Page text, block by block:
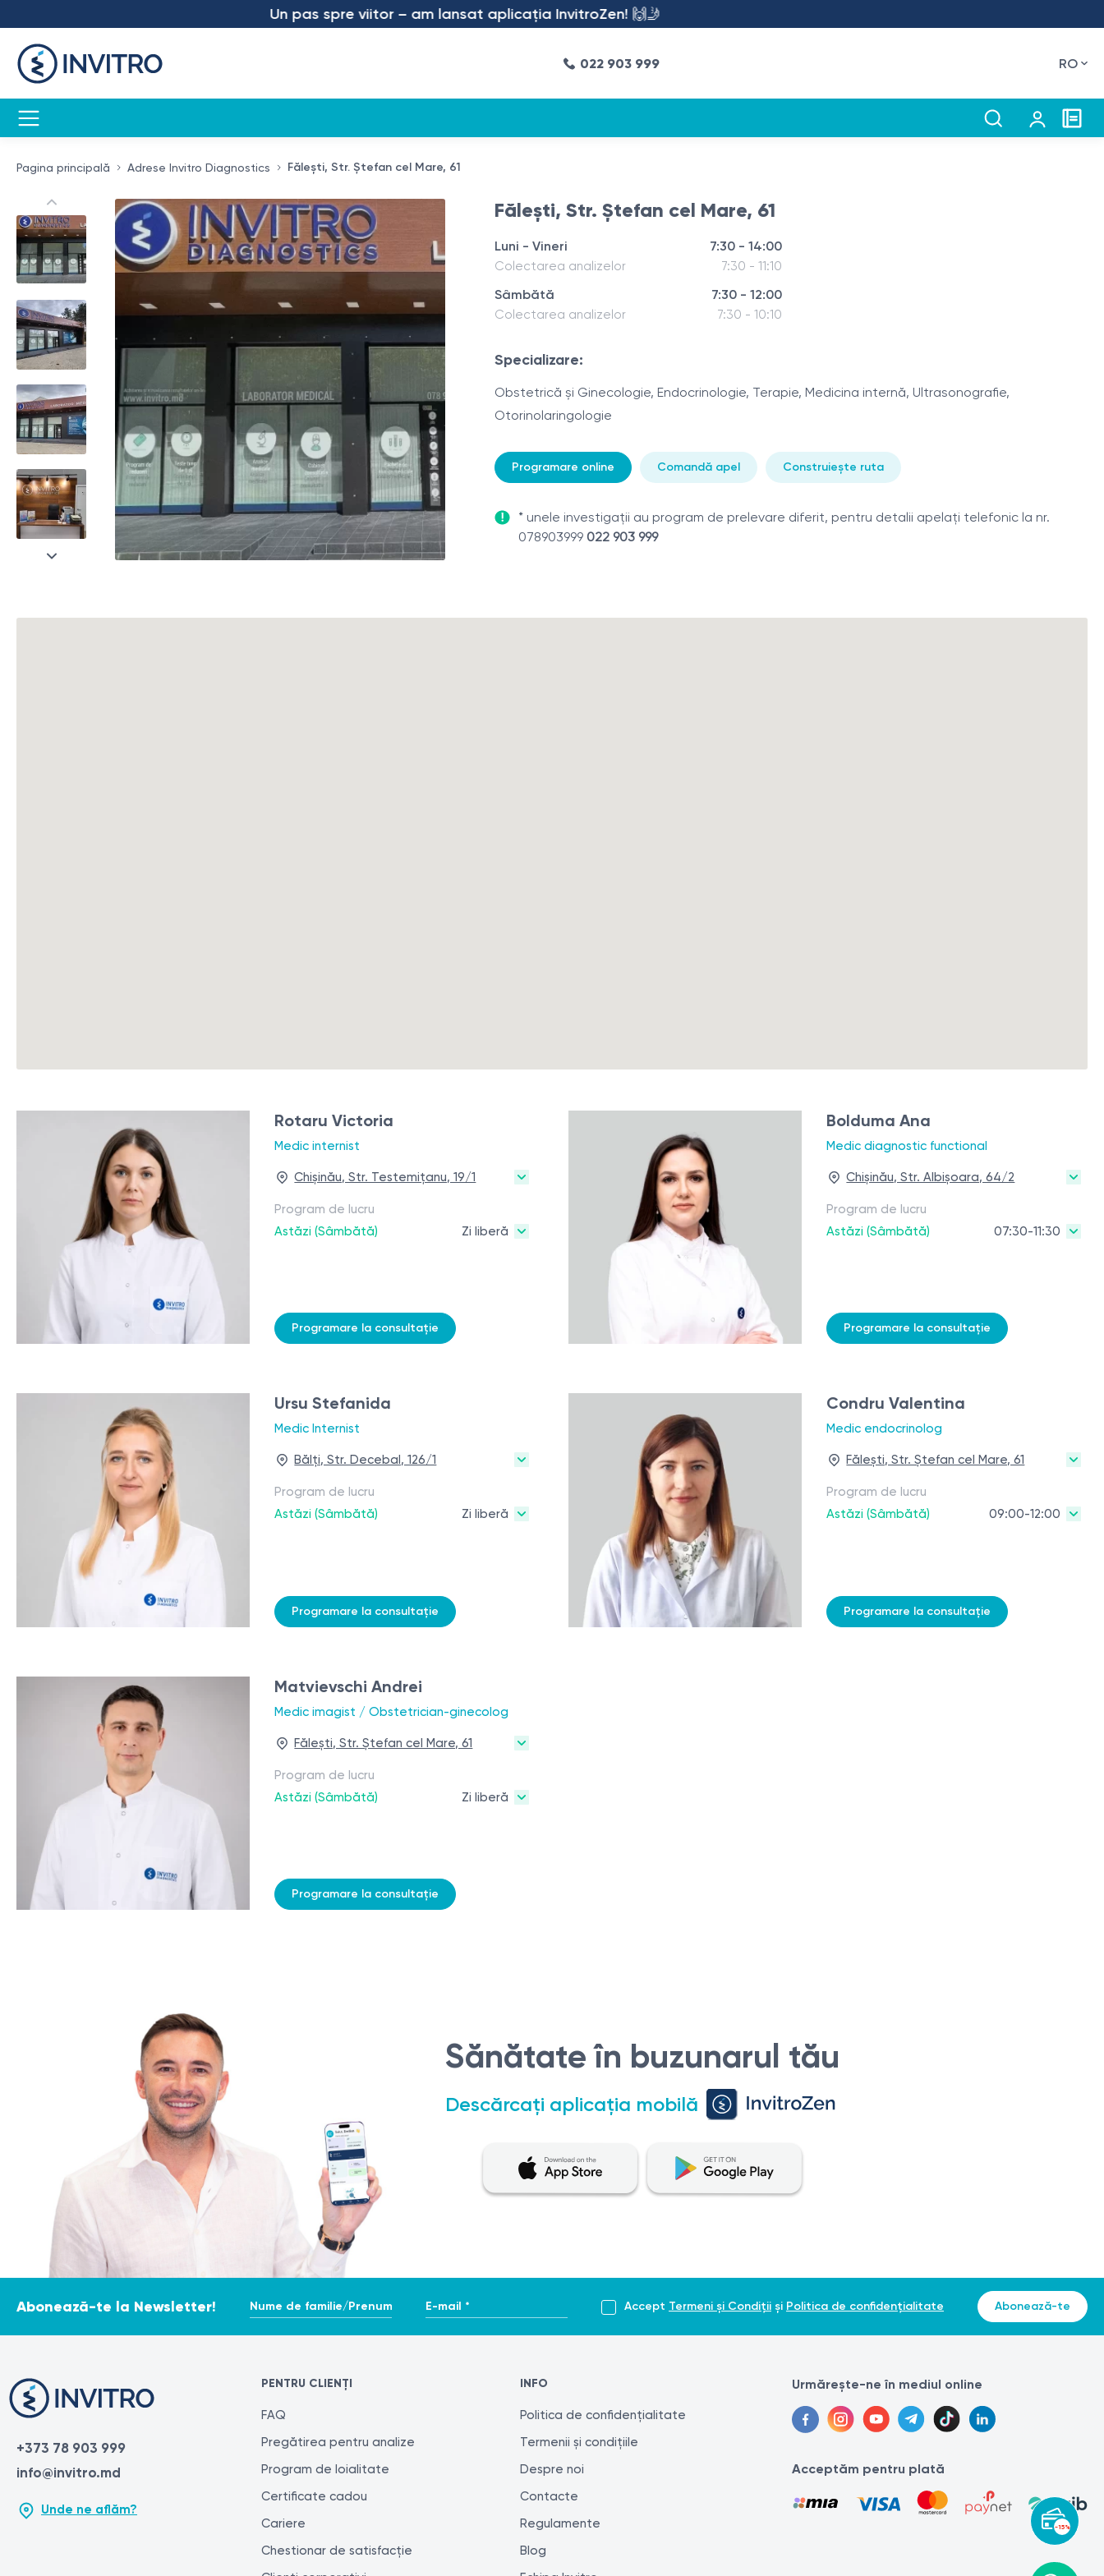
Un pas spre viitor – am lansat aplicația InvitroZen! 🙌🤳
022 903 999 RO
Pagina principală Adrese Invitro Diagnostics Fălești, Str. Ștefan cel Mare, 61
Fălești, Str. Ștefan cel Mare, 61
Luni - Vineri 7:30 - 14:00
Colectarea analizelor 7:30 - 11:10
Sâmbătă 7:30 - 12:00
Colectarea analizelor 7:30 - 10:10
Specializare:
Obstetrică și Ginecologie, Endocrinologie, Terapie, Medicina internă, Ultrasonografie,
Otorinolaringologie
Programare online Comandă apel Construiește ruta
* unele investigații au program de prelevare diferit, pentru detalii apelați telefonic la nr.
078903999 022 903 999
Rotaru Victoria
Medic internist
Chișinău, Str. Testemițanu, 19/1
Program de lucru
Astăzi (Sâmbătă)
Zi liberă
Programare la consultație
Bolduma Ana
Medic diagnostic functional
Chișinău, Str. Albișoara, 64/2
Program de lucru
Astăzi (Sâmbătă)
07:30-11:30
Programare la consultație
Ursu Stefanida
Medic Internist
Bălți, Str. Decebal, 126/1
Program de lucru
Astăzi (Sâmbătă)
Zi liberă
Programare la consultație
Condru Valentina
Medic endocrinolog
Fălești, Str. Ștefan cel Mare, 61
Program de lucru
Astăzi (Sâmbătă)
09:00-12:00
Programare la consultație
Matvievschi Andrei
Medic imagist / Obstetrician-ginecolog
Fălești, Str. Ștefan cel Mare, 61
Program de lucru
Astăzi (Sâmbătă)
Zi liberă
Programare la consultație
-15%
Sănătate în buzunarul tău
Descărcați aplicația mobilă
Abonează-te la Newsletter! Nume de familie/Prenume * E-mail * Accept Termeni și Condiții și Politica de confidențialitate Abonează-te
+373 78 903 999
info@invitro.md
Unde ne aflăm?
PENTRU CLIENȚI
FAQ
Pregătirea pentru analize
Program de loialitate
Certificate cadou
Cariere
Chestionar de satisfacție
INFO
Politica de confidențialitate
Termenii și condițiile
Despre noi
Contacte
Regulamente
Blog
Urmărește-ne în mediul online
Acceptăm pentru plată